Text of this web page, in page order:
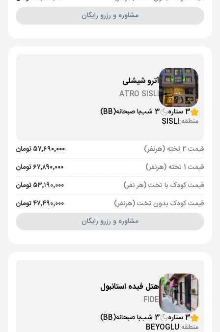
مشاوره و رزرو رایگان
آترو شیشلی
ATRO SISLI
3 ستاره
3 شب با صبحانه(BB)
منطقه:SISLI
قیمت 2 تخته (هرنفر)
۵۷٬۶۹۰٬۰۰۰ تومان
قیمت 1 تخته (هرنفر)
۶۷٬۸۹۰٬۰۰۰ تومان
قیمت کودک با تخت (هر نفر)
۵۳٬۱۹۰٬۰۰۰ تومان
قیمت کودک بدون تخت (هرنفر)
۴۷٬۴۹۰٬۰۰۰ تومان
مشاوره و رزرو رایگان
هتل فیده استانبول
FIDE
3 ستاره
3 شب با صبحانه(BB)
منطقه:BEYOGLU